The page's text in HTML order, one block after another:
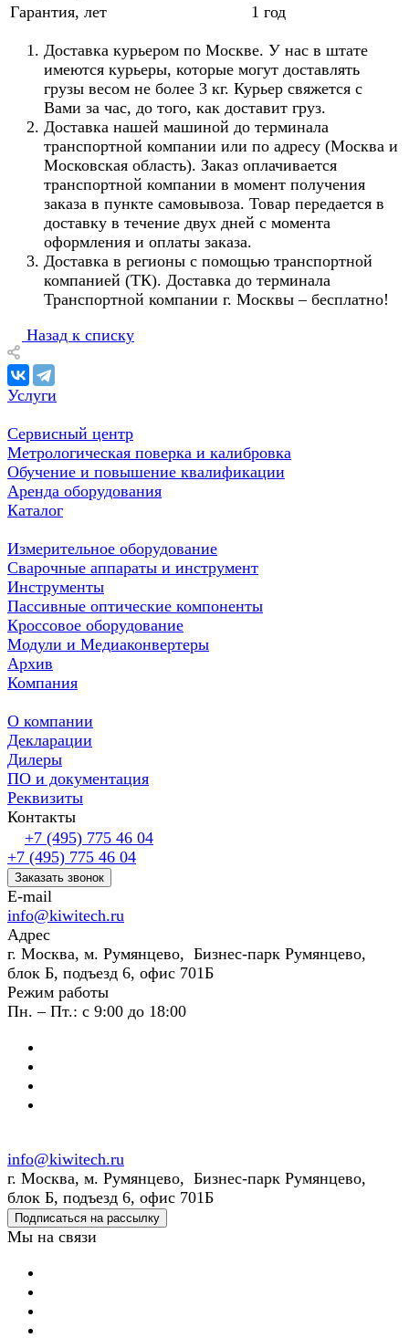
Гарантия, лет
1 год
Доставка курьером по Москве. У нас в штате
имеются курьеры, которые могут доставлять
грузы весом не более 3 кг. Курьер свяжется с
Вами за час, до того, как доставит груз.
Доставка нашей машиной до терминала
транспортной компании или по адресу (Москва и
Московская область). Заказ оплачивается
транспортной компании в момент получения
заказа в пункте самовывоза. Товар передается в
доставку в течение двух дней с момента
оформления и оплаты заказа.
Доставка в регионы с помощью транспортной
компанией (ТК). Доставка до терминала
Транспортной компании г. Москвы – бесплатно!
Назад к списку
Услуги
Сервисный центр
Метрологическая поверка и калибровка
Обучение и повышение квалификации
Аренда оборудования
Каталог
Измерительное оборудование
Сварочные аппараты и инструмент
Инструменты
Пассивные оптические компоненты
Кроссовое оборудование
Модули и Медиаконвертеры
Архив
Компания
О компании
Декларации
Дилеры
ПО и документация
Реквизиты
Контакты
+7 (495) 775 46 04
+7 (495) 775 46 04
Заказать звонок
E-mail
info@kiwitech.ru
Адрес
г. Москва, м. Румянцево, Бизнес-парк Румянцево,
блок Б, подъезд 6, офис 701Б
Режим работы
Пн. – Пт.: с 9:00 до 18:00
info@kiwitech.ru
г. Москва, м. Румянцево, Бизнес-парк Румянцево,
блок Б, подъезд 6, офис 701Б
Подписаться на рассылку
Мы на связи